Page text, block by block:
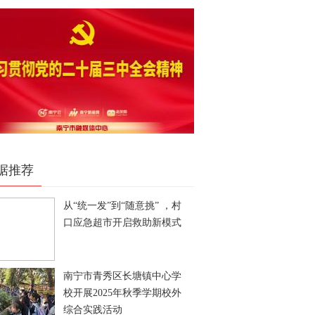
推荐
从“统一发”到“随意挑” ，村
口应急超市开启救助新模式
南宁市青秀区长塘镇中心学
校开展2025年秋季学期校外
综合实践活动